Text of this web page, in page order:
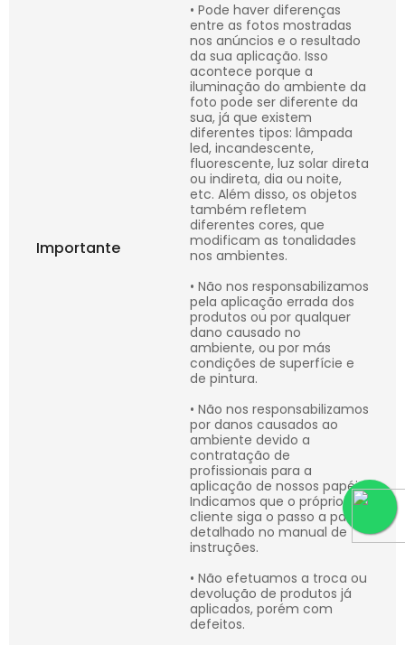
Importante
• Pode haver diferenças
entre as fotos mostradas
nos anúncios e o resultado
da sua aplicação. Isso
acontece porque a
iluminação do ambiente da
foto pode ser diferente da
sua, já que existem
diferentes tipos: lâmpada
led, incandescente,
fluorescente, luz solar direta
ou indireta, dia ou noite,
etc. Além disso, os objetos
também refletem
diferentes cores, que
modificam as tonalidades
nos ambientes.
• Não nos responsabilizamos
pela aplicação errada dos
produtos ou por qualquer
dano causado no
ambiente, ou por más
condições de superfície e
de pintura.
• Não nos responsabilizamos
por danos causados ao
ambiente devido a
contratação de
profissionais para a
aplicação de nossos papéis.
Indicamos que o próprio
cliente siga o passo a passo
detalhado no manual de
instruções.
• Não efetuamos a troca ou
devolução de produtos já
aplicados, porém com
defeitos.